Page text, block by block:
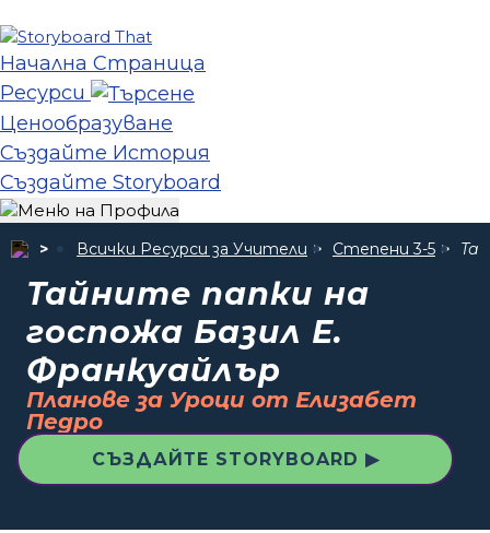
Начална Страница
Ресурси
Ценообразуване
Създайте История
Създайте Storyboard
Всички Ресурси за Учители Степени 3-5
Тайните папки на
госпожа Базил Е.
Франкуайлър
Планове за Уроци от Елизабет
Педро
СЪЗДАЙТЕ STORYBOARD ▶